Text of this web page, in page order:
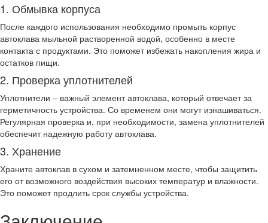
1. Обмывка корпуса
После каждого использования необходимо промыть корпус
автоклава мыльной растворенной водой, особенно в месте
контакта с продуктами. Это поможет избежать накопления жира и
остатков пищи.
2. Проверка уплотнителей
Уплотнители – важный элемент автоклава, который отвечает за
герметичность устройства. Со временем они могут изнашиваться.
Регулярная проверка и, при необходимости, замена уплотнителей
обеспечит надежную работу автоклава.
3. Хранение
Храните автоклав в сухом и затемненном месте, чтобы защитить
его от возможного воздействия высоких температур и влажности.
Это поможет продлить срок службы устройства.